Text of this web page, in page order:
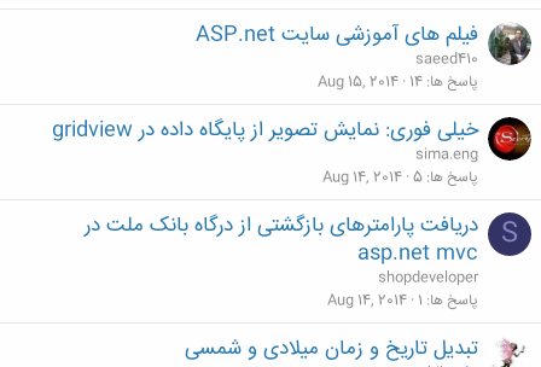
فیلم های آموزشی سایت ASP.net
saeed410
پاسخ ها 14
Aug 15, 2014
خیلی فوری: نمایش تصویر از پایگاه داده در gridview
sima.eng
پاسخ ها 5
Aug 14, 2014
S
دریافت پارامترهای بازگشتی از درگاه بانک ملت در
asp.net mvc
shopdeveloper
پاسخ ها 1
Aug 14, 2014
تبدیل تاریخ و زمان میلادی و شمسی